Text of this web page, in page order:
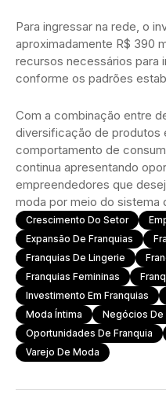
Para ingressar na rede, o
aproximadamente R$ 390
recursos necessários para
conforme os padrões
Com a combinação entre
diversificação de produtos
comportamento de
continua apresentando
empreendedores que
moda por meio do sistema
Crescimento Do Setor
Expansão De Franquias
Franquias De Lingerie
Franquias Femininas
Investimento Em Franquias
Moda Íntima
Negócios De
Oportunidades De Franquia
Varejo De Moda